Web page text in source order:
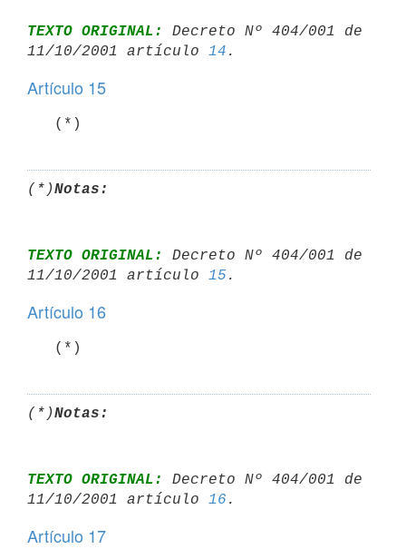
TEXTO ORIGINAL:
Decreto Nº 404/001 de
11/10/2001 artículo 14
Artículo 15
   (*)
(*)Notas:
TEXTO ORIGINAL:
Decreto Nº 404/001 de
11/10/2001 artículo 15
Artículo 16
   (*)
(*)Notas:
TEXTO ORIGINAL:
Decreto Nº 404/001 de
11/10/2001 artículo 16
Artículo 17